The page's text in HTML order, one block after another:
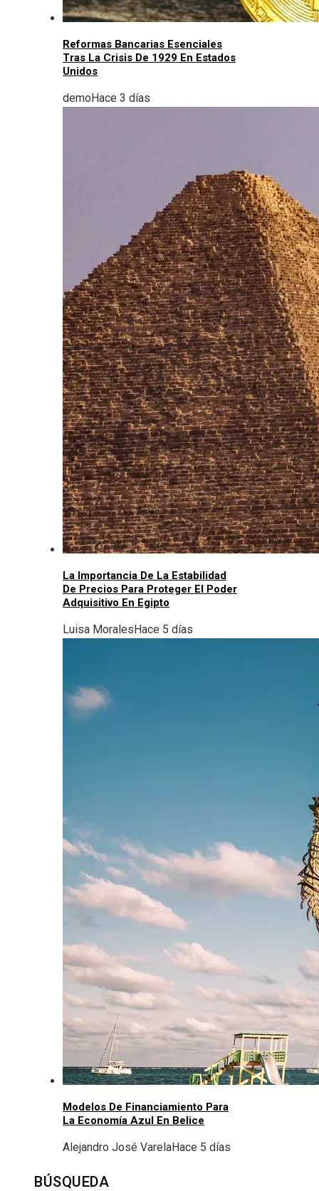
Reformas Bancarias Esenciales
Tras La Crisis De 1929 En Estados
Unidos
demoHace 3 días
La Importancia De La Estabilidad
De Precios Para Proteger El Poder
Adquisitivo En Egipto
Luisa MoralesHace 5 días
Modelos De Financiamiento Para
La Economía Azul En Belice
Alejandro José VarelaHace 5 días
BÚSQUEDA